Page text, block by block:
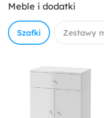
Meble i dodatki
Szafki Zestawy